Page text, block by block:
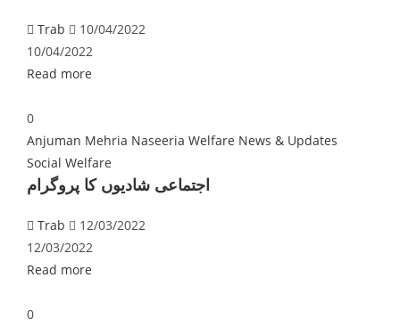
Trab
10/04/2022
10/04/2022
Read more
0
Anjuman Mehria Naseeria Welfare News & Updates
Social Welfare
اجتماعی شادیوں کا پروگرام
Trab
12/03/2022
12/03/2022
Read more
0